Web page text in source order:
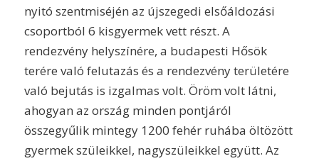
nyitó szentmiséjén az újszegedi elsőáldozási
csoportból 6 kisgyermek vett részt. A
rendezvény helyszínére, a budapesti Hősök
terére való felutazás és a rendezvény területére
való bejutás is izgalmas volt. Öröm volt látni,
ahogyan az ország minden pontjáról
összegyűlik mintegy 1200 fehér ruhába öltözött
gyermek szüleikkel, nagyszüleikkel együtt. Az